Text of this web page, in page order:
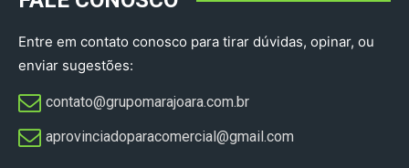
Entre em contato conosco para tirar dúvidas, opinar, ou
enviar sugestões:
contato@grupomarajoara.com.br
aprovinciadoparacomercial@gmail.com​